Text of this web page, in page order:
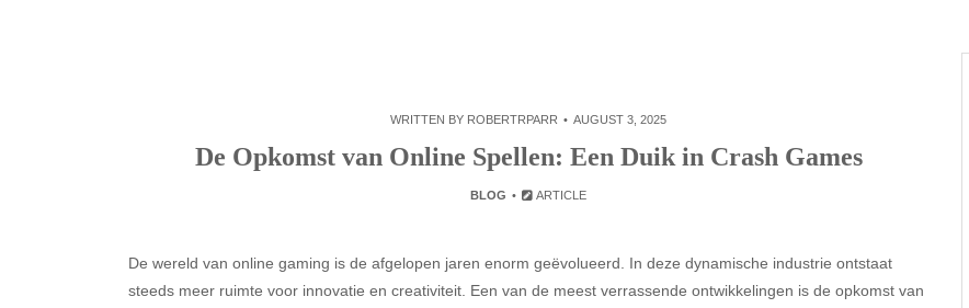
WRITTEN BY ROBERTRPARR AUGUST 3, 2025
De Opkomst van Online Spellen: Een Duik in Crash Games
BLOG ARTICLE
De wereld van online gaming is de afgelopen jaren enorm geëvolueerd. In deze dynamische industrie ontstaat
steeds meer ruimte voor innovatie en creativiteit. Een van de meest verrassende ontwikkelingen is de opkomst van